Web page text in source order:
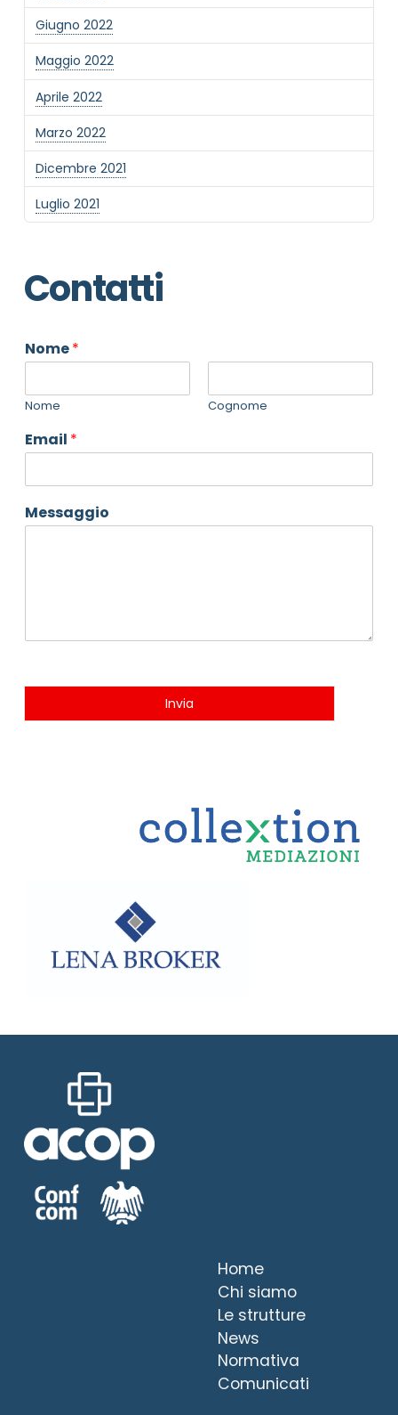
Giugno 2022
Maggio 2022
Aprile 2022
Marzo 2022
Dicembre 2021
Luglio 2021
Contatti
Nome*
Nome Cognome
Email *
Messaggio
Invia
Home
Chi siamo
Le strutture
News
Normativa
Comunicati